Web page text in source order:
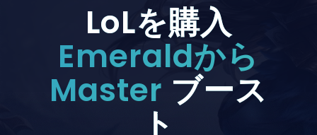
LoLを購入
Emeraldから
Master ブース
ト